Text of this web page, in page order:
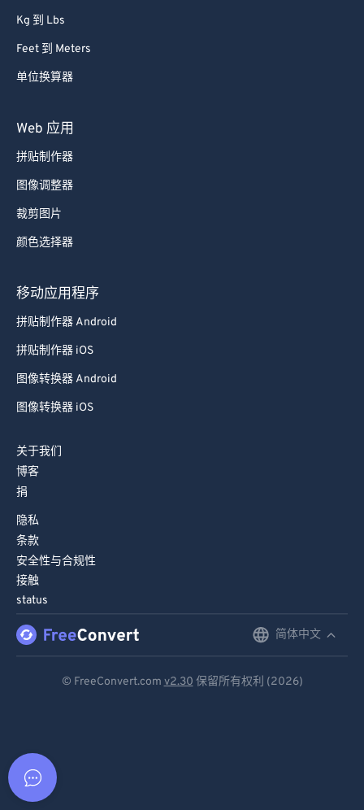
Kg 到 Lbs
Feet 到 Meters
单位换算器
Web 应用
拼贴制作器
图像调整器
裁剪图片
颜色选择器
移动应用程序
拼贴制作器 Android
拼贴制作器 iOS
图像转换器 Android
图像转换器 iOS
关于我们
博客
捐
隐私
条款
安全性与合规性
接触
status
简体中文
© FreeConvert.com v2.30 保留所有权利 (2026)